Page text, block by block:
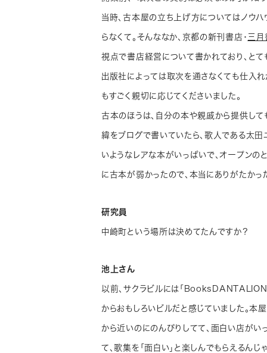
当時、古本屋の立ち上げ方についてはノウ
らなくて。そんななか、京都の新刊書店・ 三月
視点で書店経営について書かれており、とて
出版社によっては取次を通さなくても仕入
もすごく親切に応じてくださいました。
古本のほうは、自分の本や親戚から提供し
緯をブログで書いていたら、歌人である太田
いようなレアな本がいっぱいで、オープン
に古本が弱かったので、本当にありがたかっ
研究員
中崎町という場所は決めてたんですか？
池上さん
以前、サクラビルには「BooksDANTALION
からおもしろいビルだと感じていました。本
から近いのにのんびりしてて、面白い店が
て、歌集を「面白い」と楽しんでもらえるんじ